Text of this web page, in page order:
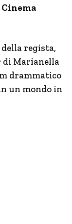
Cinema
regista,
di Marianella
drammatico
un mondo in